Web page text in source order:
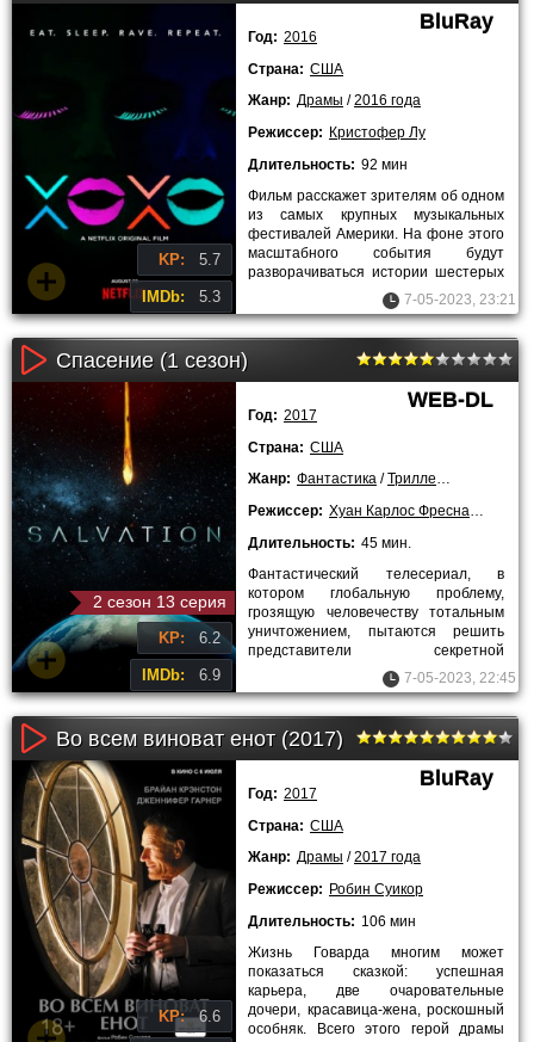
KP: 5.7
IMDb: 5.3
BluRay
Год: 2016
Страна: США
Жанр: Драмы /2016 года
Режиссер: Кристофер Лу
Длительность: 92 мин
Фильм расскажет зрителям об одном
из самых крупных музыкальных
фестивалей Америки. На фоне этого
масштабного события будут
разворачиваться истории шестерых
героев драмы «XOXO». В центре
7-05-2023, 23:21
Спасение (1 сезон)
2 сезон 13 серия
KP: 6.2
IMDb: 6.9
WEB-DL
Год: 2017
Страна: США
Жанр: Фантастика /Триллеры
Режиссер:
Хуан Карлос Фреснадильо
Длительность: 45 мин.
Фантастический телесериал, в
котором глобальную проблему,
грозящую человечеству тотальным
уничтожением, пытаются решить
представители секретной
американской службы и несколько
работников
7-05-2023, 22:45
Во всем виноват енот (2017)
KP: 6.6
BluRay
Год: 2017
Страна: США
Жанр: Драмы /2017 года
Режиссер: Робин Суикор
Длительность: 106 мин
Жизнь Говарда многим может
показаться сказкой: успешная
карьера, две очаровательные
дочери, красавица-жена, роскошный
особняк. Всего этого герой драмы